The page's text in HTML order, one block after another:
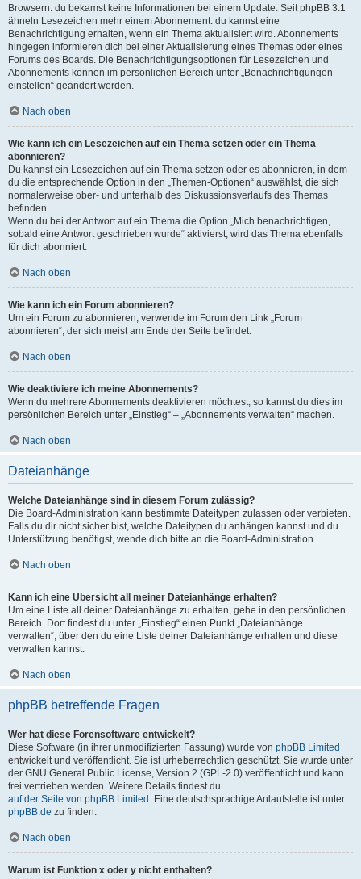
Browsern: du bekamst keine Informationen bei einem Update. Seit phpBB 3.1
ähneln Lesezeichen mehr einem Abonnement: du kannst eine
Benachrichtigung erhalten, wenn ein Thema aktualisiert wird. Abonnements
hingegen informieren dich bei einer Aktualisierung eines Themas oder eines
Forums des Boards. Die Benachrichtigungsoptionen für Lesezeichen und
Abonnements können im persönlichen Bereich unter „Benachrichtigungen
einstellen“ geändert werden.
Nach oben
Wie kann ich ein Lesezeichen auf ein Thema setzen oder ein Thema
abonnieren?
Du kannst ein Lesezeichen auf ein Thema setzen oder es abonnieren, in dem
du die entsprechende Option in den „Themen-Optionen“ auswählst, die sich
normalerweise ober- und unterhalb des Diskussionsverlaufs des Themas
befinden.
Wenn du bei der Antwort auf ein Thema die Option „Mich benachrichtigen,
sobald eine Antwort geschrieben wurde“ aktivierst, wird das Thema ebenfalls
für dich abonniert.
Nach oben
Wie kann ich ein Forum abonnieren?
Um ein Forum zu abonnieren, verwende im Forum den Link „Forum
abonnieren“, der sich meist am Ende der Seite befindet.
Nach oben
Wie deaktiviere ich meine Abonnements?
Wenn du mehrere Abonnements deaktivieren möchtest, so kannst du dies im
persönlichen Bereich unter „Einstieg“ – „Abonnements verwalten“ machen.
Nach oben
Dateianhänge
Welche Dateianhänge sind in diesem Forum zulässig?
Die Board-Administration kann bestimmte Dateitypen zulassen oder verbieten.
Falls du dir nicht sicher bist, welche Dateitypen du anhängen kannst und du
Unterstützung benötigst, wende dich bitte an die Board-Administration.
Nach oben
Kann ich eine Übersicht all meiner Dateianhänge erhalten?
Um eine Liste all deiner Dateianhänge zu erhalten, gehe in den persönlichen
Bereich. Dort findest du unter „Einstieg“ einen Punkt „Dateianhänge
verwalten“, über den du eine Liste deiner Dateianhänge erhalten und diese
verwalten kannst.
Nach oben
phpBB betreffende Fragen
Wer hat diese Forensoftware entwickelt?
Diese Software (in ihrer unmodifizierten Fassung) wurde von phpBB Limited
entwickelt und veröffentlicht. Sie ist urheberrechtlich geschützt. Sie wurde unter
der GNU General Public License, Version 2 (GPL-2.0) veröffentlicht und kann
frei vertrieben werden. Weitere Details findest du
auf der Seite von phpBB Limited . Eine deutschsprachige Anlaufstelle ist unter
phpBB.de zu finden.
Nach oben
Warum ist Funktion x oder y nicht enthalten?